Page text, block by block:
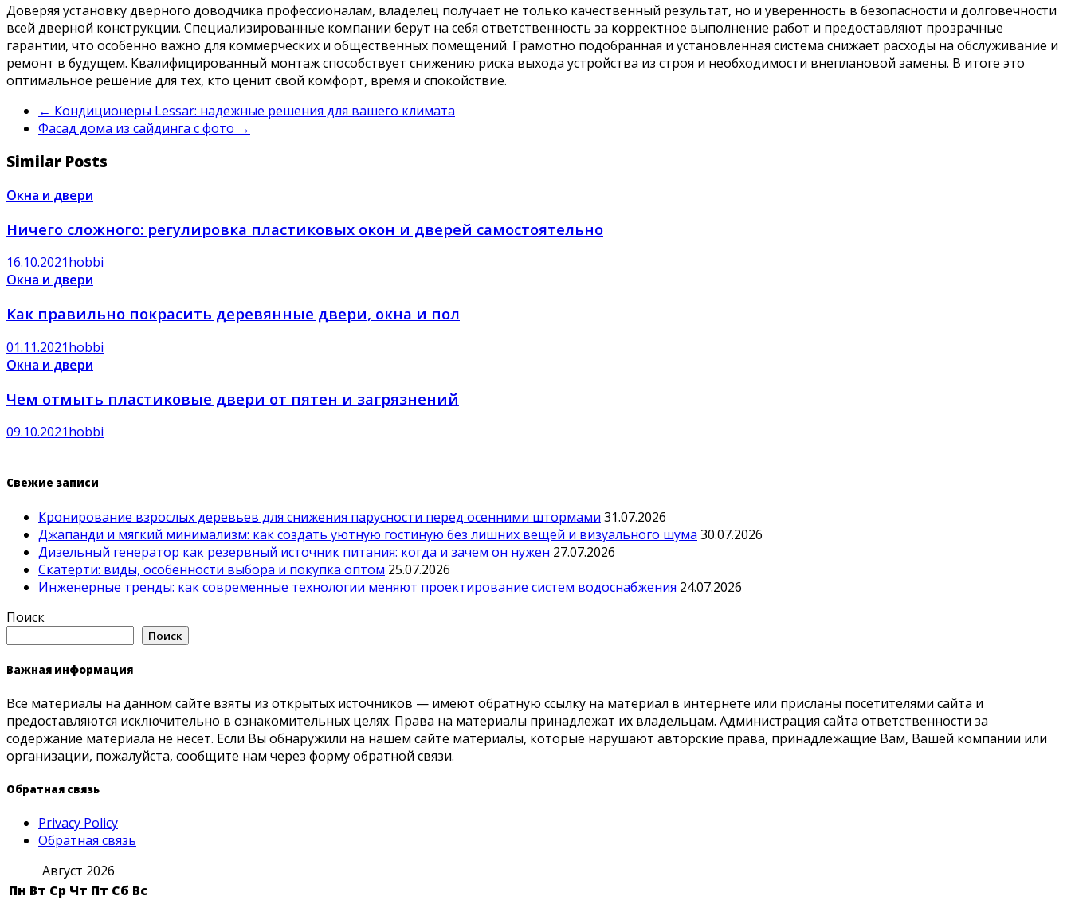
Доверяя установку дверного доводчика профессионалам, владелец получает не только качественный результат, но и уверенность в безопасности и долговечности
всей дверной конструкции. Специализированные компании берут на себя ответственность за корректное выполнение работ и предоставляют прозрачные
гарантии, что особенно важно для коммерческих и общественных помещений. Грамотно подобранная и установленная система снижает расходы на обслуживание и
ремонт в будущем. Квалифицированный монтаж способствует снижению риска выхода устройства из строя и необходимости внеплановой замены. В итоге это
оптимальное решение для тех, кто ценит свой комфорт, время и спокойствие.
← Кондиционеры Lessar: надежные решения для вашего климата
Фасад дома из сайдинга с фото →
Similar Posts
Окна и двери
Ничего сложного: регулировка пластиковых окон и дверей самостоятельно
16.10.2021hobbi
Окна и двери
Как правильно покрасить деревянные двери, окна и пол
01.11.2021hobbi
Окна и двери
Чем отмыть пластиковые двери от пятен и загрязнений
09.10.2021hobbi
Свежие записи
Кронирование взрослых деревьев для снижения парусности перед осенними штормами 31.07.2026
Джапанди и мягкий минимализм: как создать уютную гостиную без лишних вещей и визуального шума 30.07.2026
Дизельный генератор как резервный источник питания: когда и зачем он нужен 27.07.2026
Скатерти: виды, особенности выбора и покупка оптом 25.07.2026
Инженерные тренды: как современные технологии меняют проектирование систем водоснабжения 24.07.2026
Поиск
Поиск
Важная информация
Все материалы на данном сайте взяты из открытых источников — имеют обратную ссылку на материал в интернете или присланы посетителями сайта и
предоставляются исключительно в ознакомительных целях. Права на материалы принадлежат их владельцам. Администрация сайта ответственности за
содержание материала не несет. Если Вы обнаружили на нашем сайте материалы, которые нарушают авторские права, принадлежащие Вам, Вашей компании или
организации, пожалуйста, сообщите нам через форму обратной связи.
Обратная связь
Privacy Policy
Обратная связь
Август 2026
Пн Вт Ср Чт Пт Сб Вс